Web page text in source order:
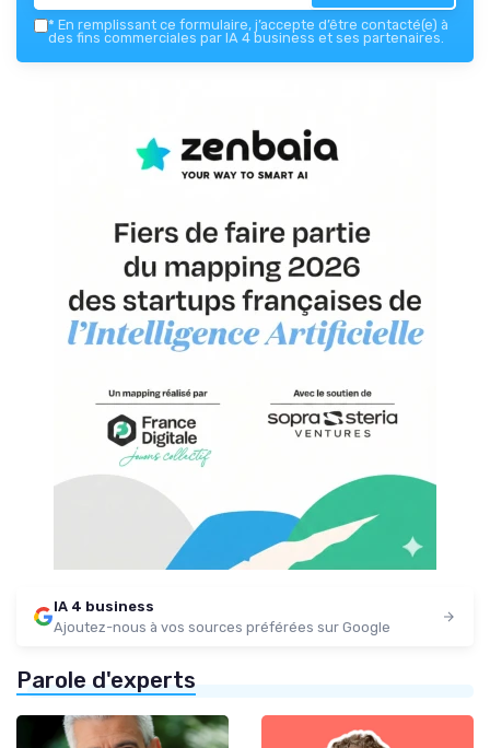
* En remplissant ce formulaire, j’accepte d’être contacté(e) à
des fins commerciales par IA 4 business et ses partenaires.
IA 4 business
Ajoutez-nous à vos sources préférées sur Google
Parole d'experts